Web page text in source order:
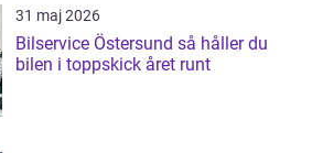
31 maj 2026
Bilservice Östersund så håller du
bilen i toppskick året runt